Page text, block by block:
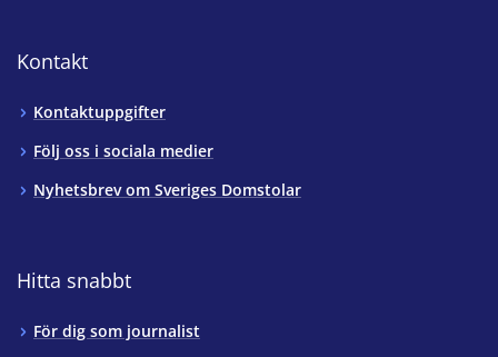
Kontakt
Kontaktuppgifter
Följ oss i sociala medier
Nyhetsbrev om Sveriges Domstolar
Hitta snabbt
För dig som journalist